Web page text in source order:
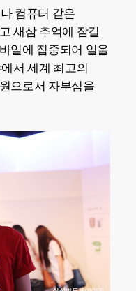
컴퓨터 같은
새삼 추억에 잠길
일에 집중되어 일을
서 세계 최고의
으로서 자부심을